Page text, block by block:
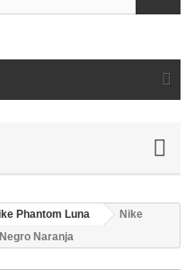
Phantom Luna
Nike
Naranja